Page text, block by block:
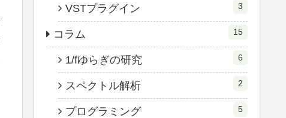
VSTプラグイン 3
コラム 15
1/fゆらぎの研究 6
スペクトル解析 2
プログラミング 5